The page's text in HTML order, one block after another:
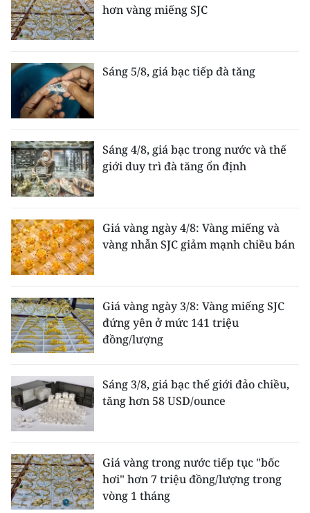
hơn vàng miếng SJC
Sáng 5/8, giá bạc tiếp đà tăng
Sáng 4/8, giá bạc trong nước và thế
giới duy trì đà tăng ổn định
Giá vàng ngày 4/8: Vàng miếng và
vàng nhẫn SJC giảm mạnh chiều bán
Giá vàng ngày 3/8: Vàng miếng SJC
đứng yên ở mức 141 triệu
đồng/lượng
Sáng 3/8, giá bạc thế giới đảo chiều,
tăng hơn 58 USD/ounce
Giá vàng trong nước tiếp tục "bốc
hơi" hơn 7 triệu đồng/lượng trong
vòng 1 tháng